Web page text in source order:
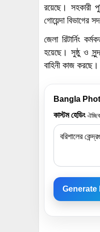
রয়েছে। সহকারী
গোয়েন্দা বিভাগের
জেলা রিটার্নিং
হয়েছে। সুষ্ঠু ও
বাহিনী কাজ করছে।
Bangla
কাস্টম হেডিং
Generate